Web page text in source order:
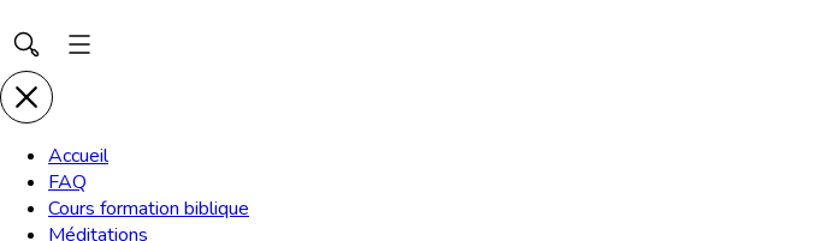
Accueil
FAQ
Cours formation biblique
Méditations